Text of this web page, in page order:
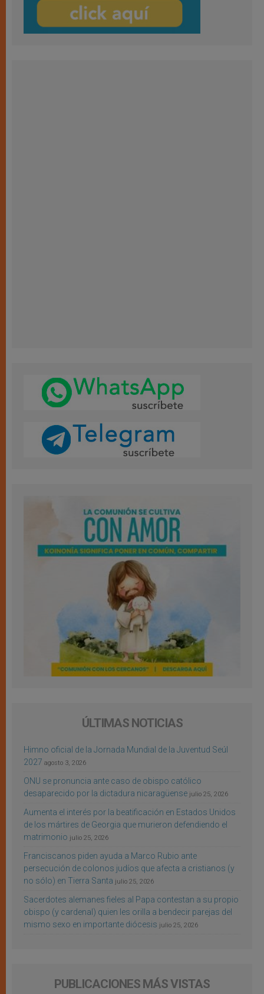
ÚLTIMAS NOTICIAS
Himno oficial de la Jornada Mundial de la Juventud Seúl
2027 agosto 3, 2026
ONU se pronuncia ante caso de obispo católico
desaparecido por la dictadura nicaragüense julio 25, 2026
Aumenta el interés por la beatificación en Estados Unidos
de los mártires de Georgia que murieron defendiendo el
matrimonio julio 25, 2026
Franciscanos piden ayuda a Marco Rubio ante
persecución de colonos judíos que afecta a cristianos (y
no sólo) en Tierra Santa julio 25, 2026
Sacerdotes alemanes fieles al Papa contestan a su propio
obispo (y cardenal) quien les orilla a bendecir parejas del
mismo sexo en importante diócesis julio 25, 2026
PUBLICACIONES MÁS VISTAS